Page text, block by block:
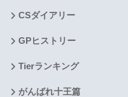
CSダイアリー
GPヒストリー
Tierランキング
がんばれ十王篇